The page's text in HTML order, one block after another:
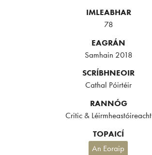
IMLEABHAR
78
EAGRÁN
Samhain 2018
SCRÍBHNEOIR
Cathal Póirtéir
RANNÓG
Critic & Léirmheastóireacht
TOPAICÍ
An Eoraip